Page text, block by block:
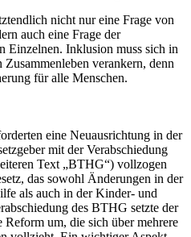
nicht nur eine Frage von
auch eine Frage der
Einzelnen. Inklusion muss sich in
verankern, denn
für alle Menschen.
eine Neuausrichtung in der
mit der Verabschiedung
Text „BTHG“) vollzogen
das sowohl Änderungen in der
als auch in der Kinder- und
des BTHG setzte der
um, die sich über mehrere